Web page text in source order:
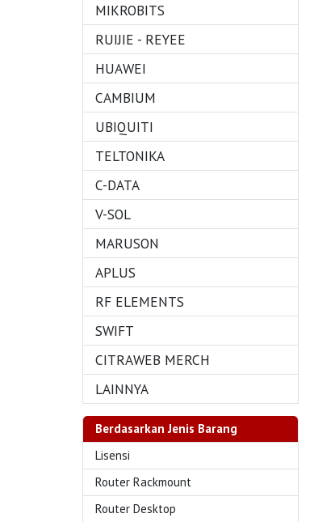
MIKROBITS
RUIJIE - REYEE
HUAWEI
CAMBIUM
UBIQUITI
TELTONIKA
C-DATA
V-SOL
MARUSON
APLUS
RF ELEMENTS
SWIFT
CITRAWEB MERCH
LAINNYA
Berdasarkan Jenis Barang
Lisensi
Router Rackmount
Router Desktop